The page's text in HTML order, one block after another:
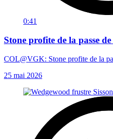
0:41
Stone profite de la passe
COL@VGK: Stone profite de la
25 mai 2026